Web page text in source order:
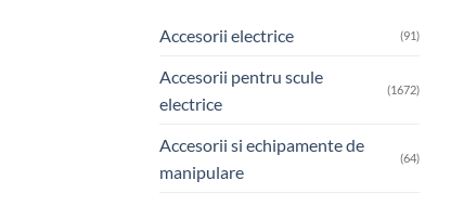
Accesorii electrice (91)
Accesorii pentru scule
electrice
(1672)
Accesorii si echipamente de
manipulare
(64)